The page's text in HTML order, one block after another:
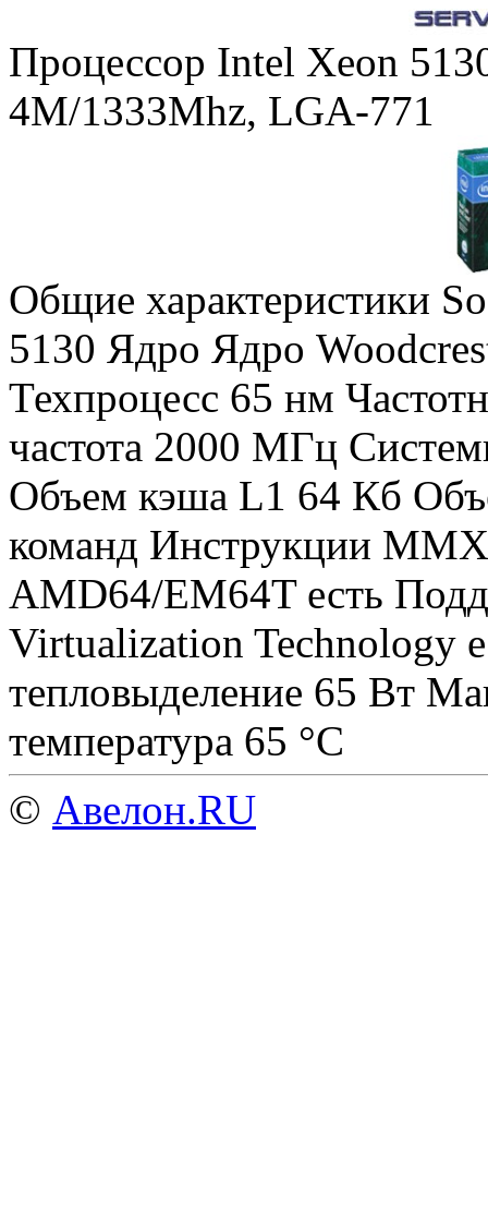
Процессор Intel Xeon
4M/1333Mhz, LGA-771
Общие характеристики
5130 Ядро Ядро
Техпроцесс 65 нм
частота 2000 МГц
Объем кэша L1 64 Кб
команд Инструкции
AMD64/EM64T есть
Virtualization Technology
тепловыделение 65 Вт
температура 65 °C
© Авелон.RU